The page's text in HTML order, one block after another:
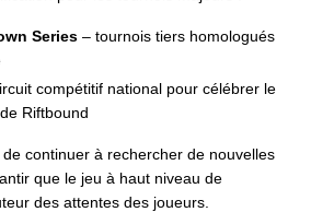
Series – tournois tiers homologués
compétitif national pour célébrer le
Riftbound
continuer à rechercher de nouvelles
que le jeu à haut niveau de
des attentes des joueurs.